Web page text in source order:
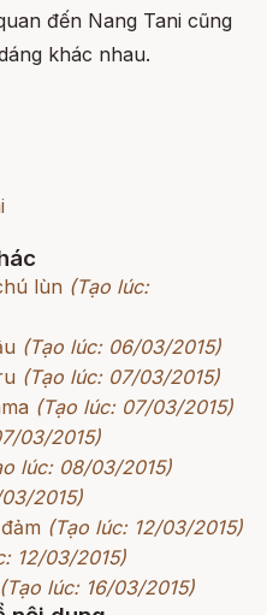
đến Nang Tani cũng
khác nhau.
lùn (Tạo lúc:
(Tạo lúc: 06/03/2015)
(Tạo lúc: 07/03/2015)
(Tạo lúc: 07/03/2015)
03/2015)
lúc: 08/03/2015)
2015)
(Tạo lúc: 12/03/2015)
12/03/2015)
(Tạo lúc: 16/03/2015)